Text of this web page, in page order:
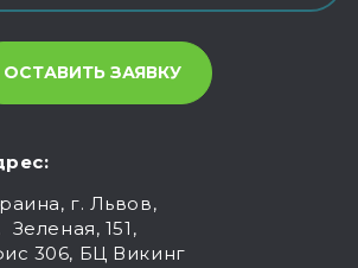
г. Львов,
Зеленая, 151,
306, БЦ Викинг